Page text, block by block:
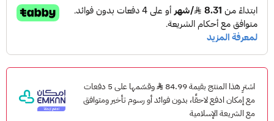
6 جيجابايت لتطبيقات التواصل الاجتماعي (فيسبوك، انستقرام،
سناب شات، يوتيوب، وتساب)
400 دقيقة مكالمات محلية
400 رسائل نصية محلية
ما هو سعر مزاجي 60؟
60 ريال فقط (غير شامل الضريبة)
اشترِ هذا المنتج بقيمة 84.99
وقسّمها على 5 دفعات
مع إمكان ادفع لاحقًا، بدون فوائد أو رسوم تأخير ومتوافق
مع الشريعة الإسلامية